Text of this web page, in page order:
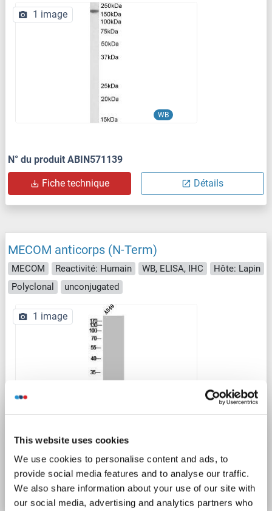
This website uses cookies
We use cookies to personalise content and ads, to
provide social media features and to analyse our traffic.
We also share information about your use of our site with
our social media, advertising and analytics partners who
WB
1 image
N° du produit ABIN571139
Fiche technique Détails
MECOM anticorps (N-Term)
MECOM Reactivité: Humain WB, ELISA, IHC
Hôte: Lapin
Polyclonal
unconjugated
WB
1 image
N° du produit ABIN7188967
Fiche technique Détails